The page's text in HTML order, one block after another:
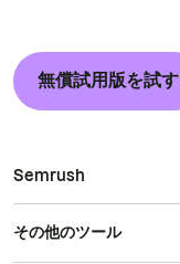
無償試用版を試す
Semrush
その他のツール